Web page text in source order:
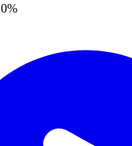
0%